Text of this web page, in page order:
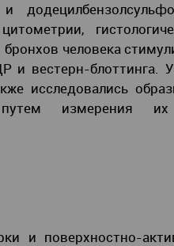
человека
вестерн-блоттинга.
исследовались
измерения их
и поверхностно-